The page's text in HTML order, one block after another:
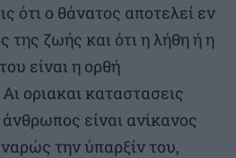
ότι ο θάνατος αποτελεί εν
της ζωής και ότι η λήθη ή η
είναι η ορθή
οριακαι καταστασεις
είναι ανίκανος
την ύπαρξίν του,